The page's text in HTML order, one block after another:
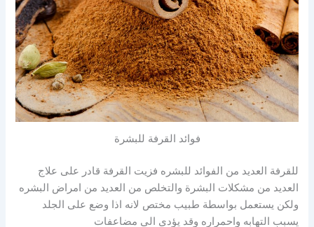
فوائد القرفة للبشرة
للقرفة العديد من الفوائد للبشره فزيت القرفة قادر على علاج
العديد من مشكلات البشرة والتخلص من العديد من امراض البشره
ولكن يستعمل بواسطة طبيب مختص لانه اذا وضع على الجلد
يسبب التهابه واحمراره وقد يؤدى الى مضاعفات